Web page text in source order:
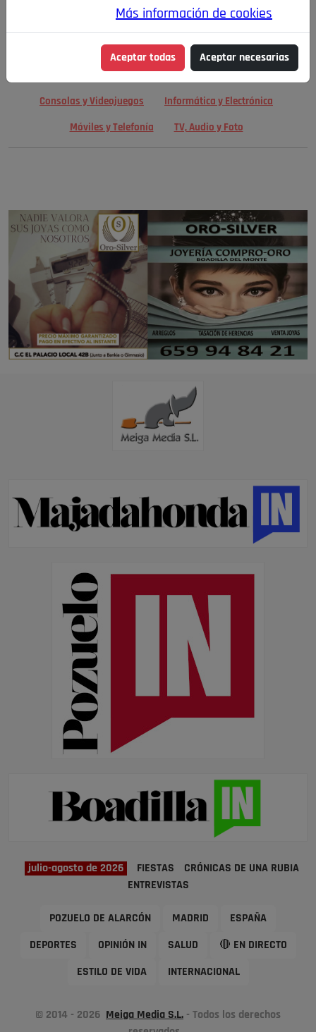
Motor y Accesorios Motos Ocio
Cine, Libros y Música Coleccionismo Otros
Consolas y Videojuegos Informática y Electrónica
Móviles y Telefonía TV, Audio y Foto
Más información de cookies
Aceptar todas Aceptar necesarias
julio-agosto de 2026 FIESTAS
CRÓNICAS DE UNA RUBIA
ENTREVISTAS
POZUELO DE ALARCÓN MADRID ESPAÑA
DEPORTES OPINIÓN IN SALUD 🔴 EN DIRECTO
ESTILO DE VIDA INTERNACIONAL
© 2014 - 2026 Meiga Media S.L. - Todos los derechos